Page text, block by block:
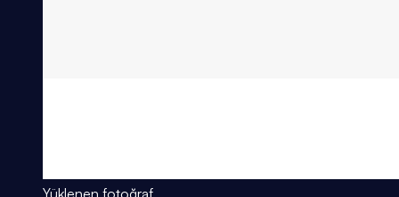
Yüklenen fotoğraf